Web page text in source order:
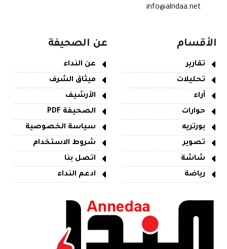
info@alndaa.net
الأقسام
تقارير
تحليلات
آراء
حوارات
بورتريه
تصوير
شاشة
رياضة
عن الصحيفة
عن النداء
ميثاق الشرف
الأرشيف
الصحيفة PDF
سياسة الخصوصية
شروط الاستخدام
اتصل بنا
ادعم النداء